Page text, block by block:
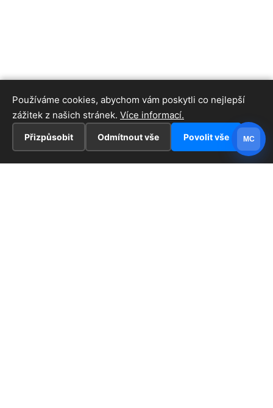
Používáme cookies, abychom vám poskytli co nejlepší
zážitek z našich stránek. Více informací.
Přizpůsobit Odmítnout vše Povolit vše MC